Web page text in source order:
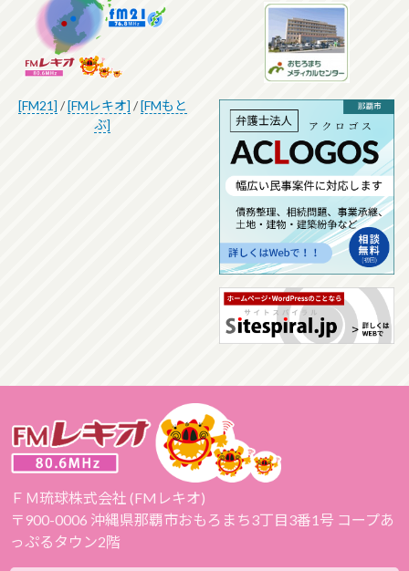
[FM21] /[FMレキオ] /[FMもと
ぶ]
ＦＭ琉球株式会社 (FMレキオ)
〒900-0006 沖縄県那覇市おもろまち3丁目3番1号 コープあ
っぷるタウン2階